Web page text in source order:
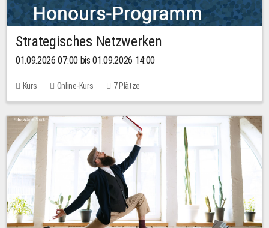
Strategisches Netzwerken
01.09.2026 07:00 bis 01.09.2026 14:00
Kurs Online-Kurs 7 Plätze